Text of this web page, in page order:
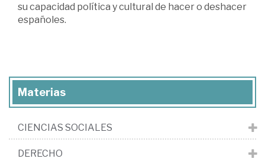
su capacidad política y cultural de hacer o deshacer
españoles.
Materias
CIENCIAS SOCIALES
DERECHO